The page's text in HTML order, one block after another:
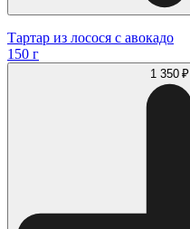
Тартар из лосося с авокадо
150 г
1 350 ₽